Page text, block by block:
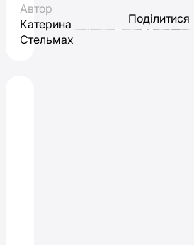
Автор
Катерина
Стельмах
Поділитися